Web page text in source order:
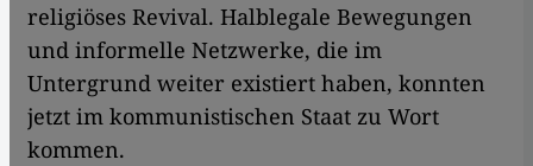
religiöses Revival. Halblegale Bewegungen
und informelle Netzwerke, die im
Untergrund weiter existiert haben, konnten
jetzt im kommunistischen Staat zu Wort
kommen.